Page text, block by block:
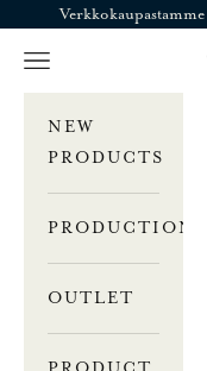
Skip to content
Navigation menu
NEW
PRODUCTS
PRODUCTION
OUTLET